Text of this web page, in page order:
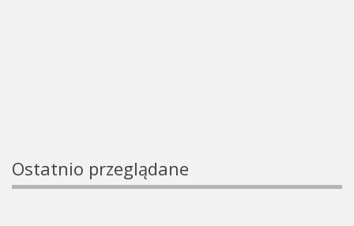
Ostatnio przeglądane